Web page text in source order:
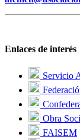
Enlaces de interés
Servicio
Obra
FAISEM